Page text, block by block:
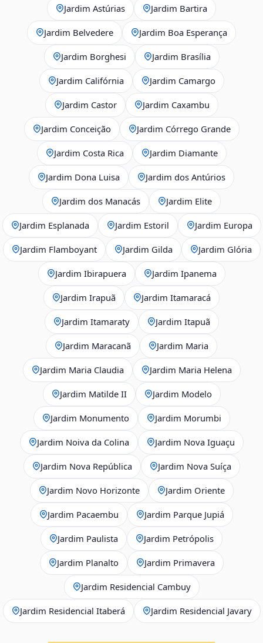
Jardim Astúrias Jardim Bartira
Jardim Belvedere Jardim Boa Esperança
Jardim Borghesi Jardim Brasília
Jardim Califórnia Jardim Camargo
Jardim Castor Jardim Caxambu
Jardim Conceição Jardim Córrego Grande
Jardim Costa Rica Jardim Diamante
Jardim Dona Luisa Jardim dos Antúrios
Jardim dos Manacás Jardim Elite
Jardim Esplanada Jardim Estoril Jardim Europa
Jardim Flamboyant Jardim Gilda Jardim Glória
Jardim Ibirapuera Jardim Ipanema
Jardim Irapuã Jardim Itamaracá
Jardim Itamaraty Jardim Itapuã
Jardim Maracanã Jardim Maria
Jardim Maria Claudia Jardim Maria Helena
Jardim Matilde II Jardim Modelo
Jardim Monumento Jardim Morumbi
Jardim Noiva da Colina Jardim Nova Iguaçu
Jardim Nova República Jardim Nova Suíça
Jardim Novo Horizonte Jardim Oriente
Jardim Pacaembu Jardim Parque Jupiá
Jardim Paulista Jardim Petrópolis
Jardim Planalto Jardim Primavera
Jardim Residencial Cambuy
Jardim Residencial Itaberá Jardim Residencial Javary